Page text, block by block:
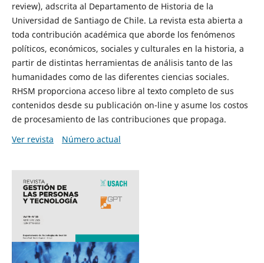
review), adscrita al Departamento de Historia de la
Universidad de Santiago de Chile. La revista esta abierta a
toda contribución académica que aborde los fenómenos
políticos, económicos, sociales y culturales en la historia, a
partir de distintas herramientas de análisis tanto de las
humanidades como de las diferentes ciencias sociales.
RHSM proporciona acceso libre al texto completo de sus
contenidos desde su publicación on-line y asume los costos
de procesamiento de las contribuciones que propaga.
Ver revista
Número actual